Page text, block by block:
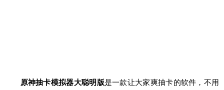
原神抽卡模拟器大聪明版是一款让大家爽抽卡的软件，不用